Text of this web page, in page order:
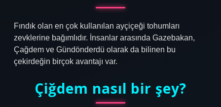
Fındık olan en çok kullanılan ayçiçeği tohumları
zevklerine bağımlıdır. İnsanlar arasında Gazebakan,
Çağdem ve Gündönderdü olarak da bilinen bu
çekirdeğin birçok avantajı var.
Çiğdem nasıl bir şey?